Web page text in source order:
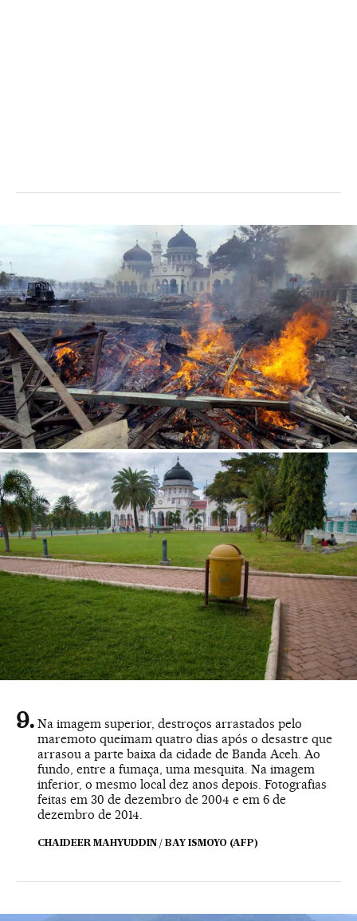
Na imagem superior, destroços arrastados pelo
maremoto queimam quatro dias após o desastre que
arrasou a parte baixa da cidade de Banda Aceh. Ao
fundo, entre a fumaça, uma mesquita. Na imagem
inferior, o mesmo local dez anos depois. Fotografias
feitas em 30 de dezembro de 2004 e em 6 de
dezembro de 2014.
CHAIDEER MAHYUDDIN / BAY ISMOYO (AFP)